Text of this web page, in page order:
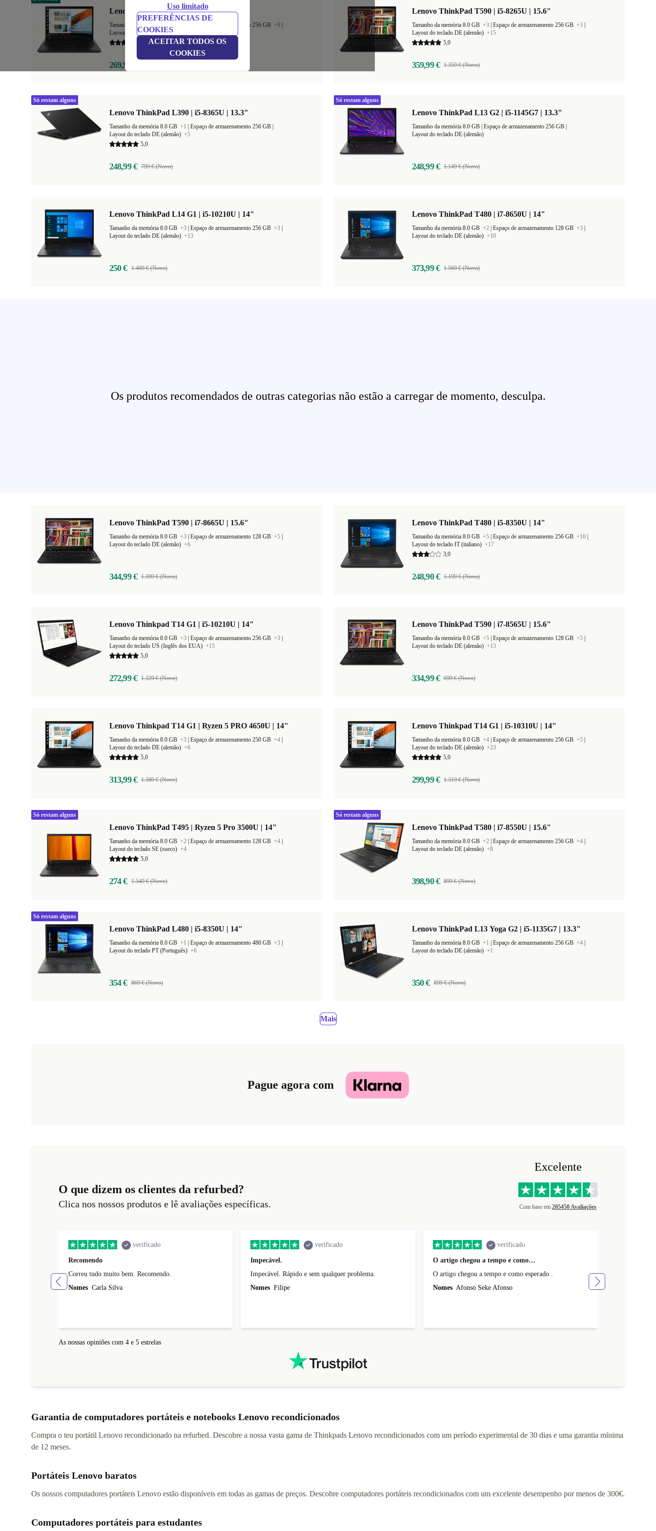
Uso limitado
PREFERÊNCIAS DE
COOKIES
ACEITAR TODOS OS
COOKIES
Lenovo ThinkPad T490 | i5-8365U | 14"
Tamanho da memória 8.0 GB Espaço de armazenamento 256 GB +9
Layout do teclado DE (alemão)
269,99 €
Lenovo ThinkPad T590 | i5-8265U | 15.6"
Tamanho da memória 8.0 GB +3 Espaço de armazenamento 256 GB +3
Layout do teclado DE (alemão) +15
5,0
359,99 € 1.359 € (Novo)
Lenovo ThinkPad L390 | i5-8365U | 13.3"
Tamanho da memória 8.0 GB +1
Layout do teclado DE (alemão) +5
5,0
248,99 € 799 € (Novo)
Só restam alguns
Lenovo ThinkPad L13 G2 | i5-1145G7 | 13.3"
Layout do teclado DE (alemão)
248,99 € 1.149 € (Novo)
Só restam alguns
Lenovo ThinkPad L14 G1 | i5-10210U | 14"
Tamanho da memória 8.0 GB +3 Espaço de armazenamento 256 GB +3
Layout do teclado DE (alemão) +13
250 € 1.409 € (Novo)
Lenovo ThinkPad T480 | i7-8650U | 14"
Tamanho da memória 8.0 GB +2 Espaço de armazenamento 128 GB +3
Layout do teclado DE (alemão) +10
373,99 € 1.569 € (Novo)
Os produtos recomendados de outras categorias não estão a carregar de momento, desculpa.
Lenovo ThinkPad T590 | i7-8665U | 15.6"
Tamanho da memória 8.0 GB +3 Espaço de armazenamento 128 GB +5
Layout do teclado DE (alemão) +6
344,99 € 1.399 € (Novo)
Lenovo ThinkPad T480 | i5-8350U | 14"
Tamanho da memória 8.0 GB +5 Espaço de armazenamento 256 GB +10
Layout do teclado IT (italiano) +17
3,0
248,90 € 1.199 € (Novo)
Lenovo Thinkpad T14 G1 | i5-10210U | 14"
Tamanho da memória 8.0 GB +3 Espaço de armazenamento 256 GB +3
Layout do teclado US (Inglês dos EUA) +15
5,0
272,99 € 1.329 € (Novo)
Lenovo ThinkPad T590 | i7-8565U | 15.6"
Tamanho da memória 8.0 GB +5 Espaço de armazenamento 128 GB +5
Layout do teclado DE (alemão) +13
334,99 € 699 € (Novo)
Lenovo Thinkpad T14 G1 | Ryzen 5 PRO 4650U | 14"
Tamanho da memória 8.0 GB +3 Espaço de armazenamento 250 GB +4
Layout do teclado DE (alemão) +6
5,0
313,99 € 1.389 € (Novo)
Lenovo Thinkpad T14 G1 | i5-10310U | 14"
Tamanho da memória 8.0 GB +4 Espaço de armazenamento 256 GB +5
Layout do teclado DE (alemão) +23
5,0
299,99 € 1.319 € (Novo)
Lenovo ThinkPad T495 | Ryzen 5 Pro 3500U | 14"
Tamanho da memória 8.0 GB +2 Espaço de armazenamento 128 GB +4
Layout do teclado SE (sueco) +4
5,0
274 € 1.549 € (Novo)
Só restam alguns
Lenovo ThinkPad T580 | i7-8550U | 15.6"
Tamanho da memória 8.0 GB +2 Espaço de armazenamento 256 GB +4
Layout do teclado DE (alemão) +8
398,90 € 899 € (Novo)
Só restam alguns
Lenovo ThinkPad L480 | i5-8350U | 14"
Tamanho da memória 8.0 GB +1 Espaço de armazenamento 480 GB +3
Layout do teclado PT (Português) +6
354 € 869 € (Novo)
Só restam alguns
Lenovo ThinkPad L13 Yoga G2 | i5-1135G7 | 13.3"
Tamanho da memória 8.0 GB +1 Espaço de armazenamento 256 GB +4
Layout do teclado DE (alemão) +1
350 € 899 € (Novo)
Mais
Pague agora com
O que dizem os clientes da refurbed?
Clica nos nossos produtos e lê avaliações específicas.
Excelente
Com base em 205450 Avaliações
verificado
Recomendo
Correu tudo muito bem. Recomendo.
Nomes Carla Silva
verificado
Impecável.
Impecável. Rápido e sem qualquer problema.
Nomes Filipe
verificado
O artigo chegou a tempo e como…
O artigo chegou a tempo e como esperado .
Nomes Afonso Seke Afonso
As nossas opiniões com 4 e 5 estrelas
Garantia de computadores portáteis e notebooks Lenovo recondicionados
Compra o teu portátil Lenovo recondicionado na refurbed. Descobre a nossa vasta gama de Thinkpads Lenovo recondicionados com um período experimental de 30 dias e uma garantia mínima
de 12 meses.
Portáteis Lenovo baratos
Os nossos computadores portáteis Lenovo estão disponíveis em todas as gamas de preços. Descobre computadores portáteis recondicionados com um excelente desempenho por menos de 300€.
Computadores portáteis para estudantes